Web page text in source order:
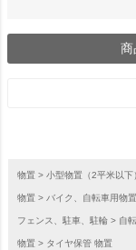
商
物置 小型物置（2平米以下
物置 バイク、自転車用物置
フェンス、駐車、駐輪 自
物置 タイヤ保管 物置